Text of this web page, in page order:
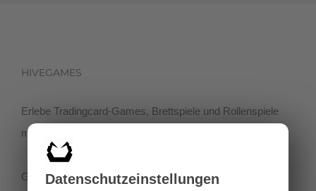
Datenschutz­einstellungen
HIVEGAMES
Erlebe Tradingcard-Games, Brettspiele und Rollenspiele
mit einer netten Community in der Klagenfurter Innenstadt!
Getreidegasse 3, 9020 Klagenfurt